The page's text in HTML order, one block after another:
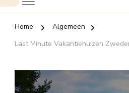
Home
Algemeen
Last Minute Vakantiehuizen